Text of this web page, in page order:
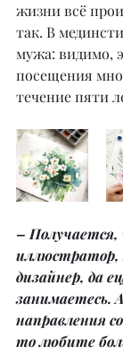
жизни всё
так. В
мужа: видимо,
посещения
течение пяти
–
иллюстратор,
дизайнер, да
занимаетесь.
направления
то любите